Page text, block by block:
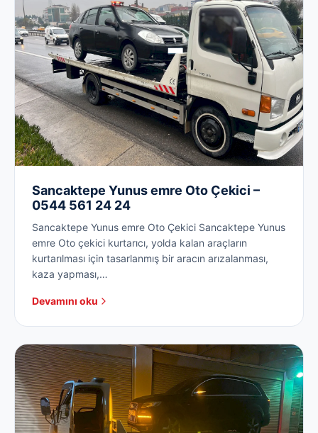
Sancaktepe Yunus emre Oto Çekici –
0544 561 24 24
Sancaktepe Yunus emre Oto Çekici Sancaktepe Yunus
emre Oto çekici kurtarıcı, yolda kalan araçların
kurtarılması için tasarlanmış bir aracın arızalanması,
kaza yapması,…
Devamını oku